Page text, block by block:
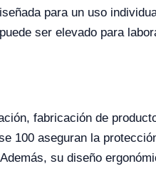
para un uso
ser elevado para
fabricación de
100 aseguran la
su diseño